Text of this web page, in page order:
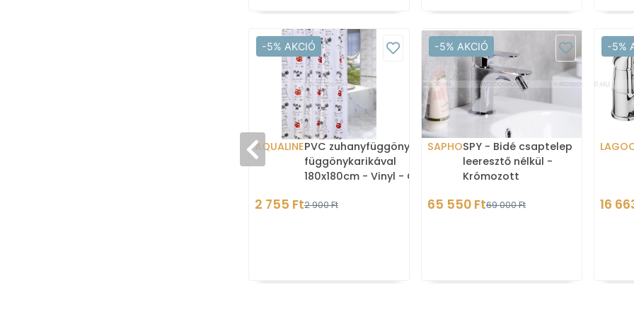
-5% AKCIÓ
AQUALINEPVC zuhanyfüggöny
függönykarikával
180x180cm - Vinyl - Cica
2 755 Ft2 900 Ft
-5% AKCIÓ
SAPHOSPY - Bidé csaptelep
leeresztő nélkül -
Krómozott
65 550 Ft69 000 Ft
-5%
16